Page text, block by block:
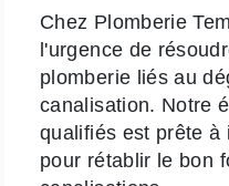
Chez Plomberie
l'urgence de
plomberie liés au
canalisation. Notre
qualifiés est prête à
pour rétablir le bon